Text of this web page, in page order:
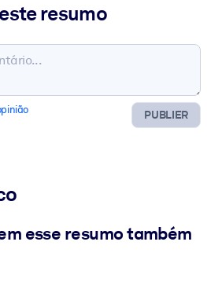
resumo
PUBLIER
esse resumo também